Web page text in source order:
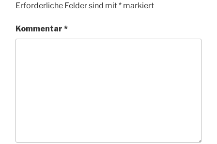
Erforderliche Felder sind mit* markiert
Kommentar *